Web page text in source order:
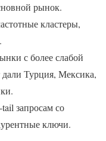
рынок.
кластеры,
с более слабой
Турция, Мексика,
запросам со
ключи.